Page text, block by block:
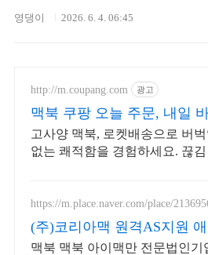
영댕이 2026. 6. 4. 06:45
http://m.coupang.com 광고
맥북 쿠팡 오늘 주문, 내일
도착
고사양 맥북, 로켓배송으로 버벅
없는 쾌적함을 경험하세요. 끊김
https://m.place.naver.com/place/
(주)코리아맥 원격AS지원
정식자격보유 신속출장점검
맥북 맥북 아이맥만 전문법인기